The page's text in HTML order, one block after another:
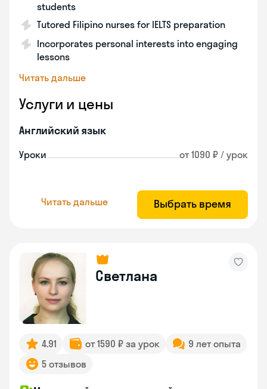
students
Tutored Filipino nurses for IELTS preparation
Incorporates personal interests into engaging
lessons
Читать дальше
Услуги и цены
Английский язык
Уроки от 1090 ₽ / урок
Читать дальше Выбрать время
Светлана
4.91 от 1590 ₽ за урок
9 лет опыта
5 отзывов